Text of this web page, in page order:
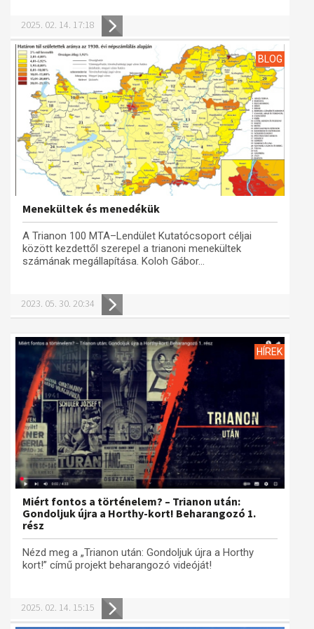
Műhelymunkák
2025. 02. 14. 17:18
BLOG
Menekültek és menedékük
A Trianon 100 MTA–Lendület Kutatócsoport céljai
között kezdettől szerepel a trianoni menekültek
számának megállapítása. Koloh Gábor...
2023. 05. 30. 20:34
HÍREK
Miért fontos a történelem? – Trianon után:
Gondoljuk újra a Horthy-kort! Beharangozó 1.
rész
Nézd meg a „Trianon után: Gondoljuk újra a Horthy
kort!” című projekt beharangozó videóját!
2025. 02. 14. 15:15